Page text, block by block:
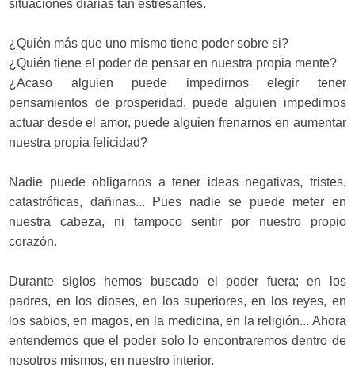
situaciones diarias tan estresantes.
¿Quién más que uno mismo tiene poder sobre si?
¿Quién tiene el poder de pensar en nuestra propia mente?
¿Acaso alguien puede impedirnos elegir tener
pensamientos de prosperidad, puede alguien impedirnos
actuar desde el amor, puede alguien frenarnos en aumentar
nuestra propia felicidad?
Nadie puede obligarnos a tener ideas negativas, tristes,
catastróficas, dañinas... Pues nadie se puede meter en
nuestra cabeza, ni tampoco sentir por nuestro propio
corazón.
Durante siglos hemos buscado el poder fuera; en los
padres, en los dioses, en los superiores, en los reyes, en
los sabios, en magos, en la medicina, en la religión... Ahora
entendemos que el poder solo lo encontraremos dentro de
nosotros mismos, en nuestro interior.